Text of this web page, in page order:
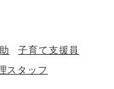
子育て支援員
スタッフ